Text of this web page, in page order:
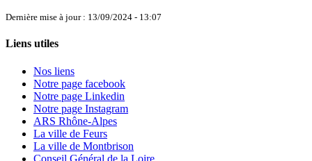
Dernière mise à jour : 13/09/2024 - 13:07
Liens utiles
Nos liens
Notre page facebook
Notre page Linkedin
Notre page Instagram
ARS Rhône-Alpes
La ville de Feurs
La ville de Montbrison
Conseil Général de la Loire